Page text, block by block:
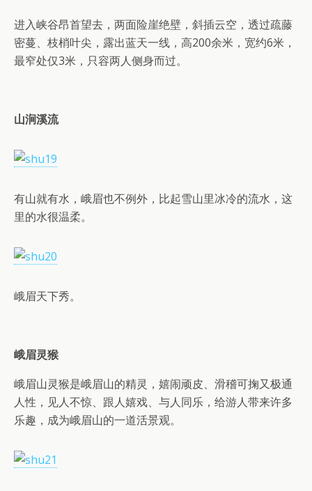
进入峡谷昂首望去，两面险崖绝壁，斜插云空，透过疏藤
密蔓、枝梢叶尖，露出蓝天一线，高200余米，宽约6米，
最窄处仅3米，只容两人侧身而过。
山涧溪流
有山就有水，峨眉也不例外，比起雪山里冰冷的流水，这
里的水很温柔。
峨眉天下秀。
峨眉灵猴
峨眉山灵猴是峨眉山的精灵，嬉闹顽皮、滑稽可掬又极通
人性，见人不惊、跟人嬉戏、与人同乐，给游人带来许多
乐趣，成为峨眉山的一道活景观。